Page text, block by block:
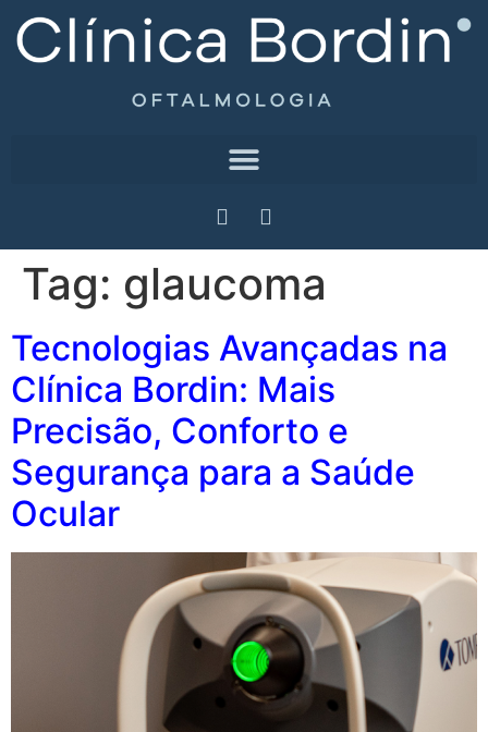
Tag: glaucoma
Tecnologias Avançadas na
Clínica Bordin: Mais
Precisão, Conforto e
Segurança para a Saúde
Ocular